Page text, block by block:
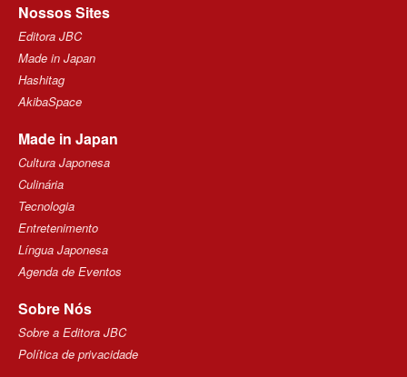
Nossos Sites
Editora JBC
Made in Japan
Hashitag
AkibaSpace
Made in Japan
Cultura Japonesa
Culinária
Tecnologia
Entretenimento
Língua Japonesa
Agenda de Eventos
Sobre Nós
Sobre a Editora JBC
Política de privacidade